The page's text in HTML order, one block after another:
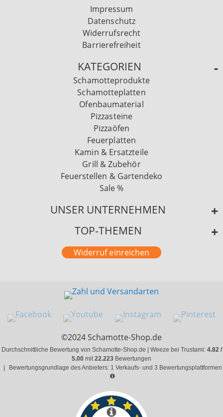
Impressum
Datenschutz
Widerrufsrecht
Barrierefreiheit
KATEGORIEN
Schamotteprodukte
Schamotteplatten
Ofenbaumaterial
Pizzasteine
Pizzaöfen
Feuerplatten
Kamin & Ersatzteile
Grill & Zubehör
Feuerstellen & Gartendeko
Sale %
UNSER UNTERNEHMEN
TOP-THEMEN
Widerruf einreichen
©2024 Schamotte-Shop.de
Durchschnittliche Bewertung von Schamotte-Shop.de | Weeze bei Trustami: 4.82 /
5.00 mit22.223 Bewertungen
Bewertungsgrundlage des Anbieters: 1 Verkaufs- und 3 Bewertungsplattformen